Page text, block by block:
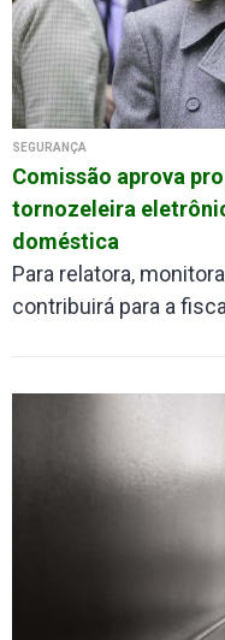
SEGURANÇA
Comissão aprova
tornozeleira
doméstica
Para relatora,
contribuirá para a